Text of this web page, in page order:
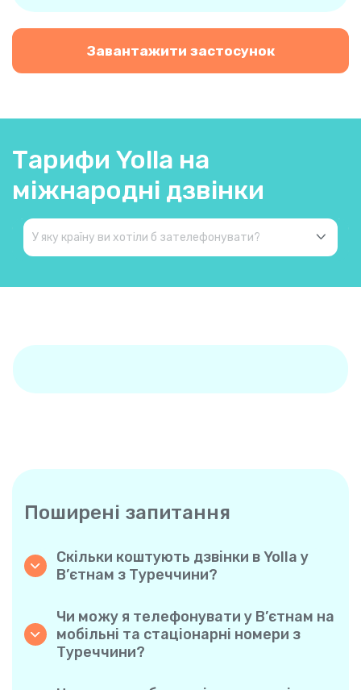
Завантажити застосунок
Тарифи Yolla на
міжнародні дзвінки
Поширені запитання
Скільки коштують дзвінки в Yolla у
В’єтнам з Туреччини?
з актуальними тарифами у застосунку —
жодних прихованих комісій, жодних
несподіванок.
Чи можу я телефонувати у В’єтнам на
мобільні та стаціонарні номери з
Туреччини?
телефонувати як на мобільні, так і на